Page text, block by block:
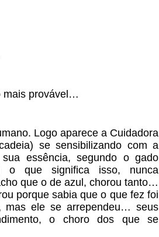
mais provável…
Logo aparece a Cuidadora
se sensibilizando com a
essência, segundo o gado
o que significa isso, nunca
que o de azul, chorou tanto…
porque sabia que o que fez foi
mas ele se arrependeu… seus
o choro dos que se